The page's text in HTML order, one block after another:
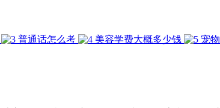
普通话怎么考 美容学费大概多少钱 宠